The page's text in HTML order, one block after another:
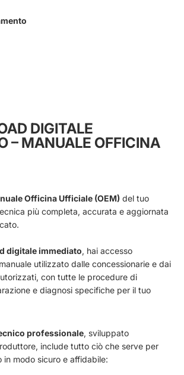
DIGITALE
– MANUALE OFFICINA
Officina Ufficiale (OEM) del tuo
più completa, accurata e aggiornata
digitale immediato, hai accesso
utilizzato dalle concessionarie e dai
con tutte le procedure di
e diagnosi specifiche per il tuo
professionale, sviluppato
include tutto ciò che serve per
in modo sicuro e affidabile: